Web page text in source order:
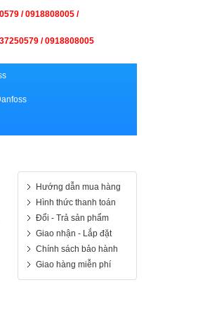
/ 0918808005 /
/ 0918808005
Hướng dẫn mua hàng
Hình thức thanh toán
Đổi - Trả sản phẩm
Giao nhận - Lắp đặt
Chính sách bảo hành
Giao hàng miễn phí